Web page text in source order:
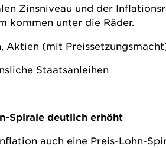
Zinsniveau und der
kommen unter die Räder.
Aktien (mit
Staatsanleihen
Spirale deutlich erhöht
auch eine Preis-Lohn-